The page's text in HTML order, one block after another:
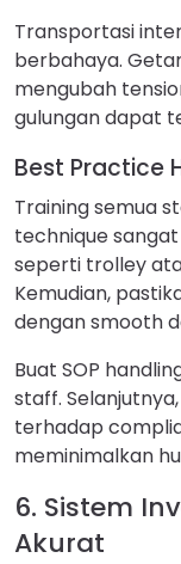
Transportasi
berbahaya.
mengubah
gulungan dapat
Best Practice
Training semua
technique
seperti trolley
Kemudian,
dengan smooth
Buat SOP
staff.
terhadap
meminimalkan
6. Sistem
Akurat